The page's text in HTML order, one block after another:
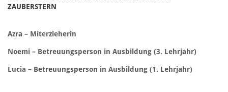
ZAUBERSTERN
Azra – Miterzieherin
Noemi – Betreuungsperson in Ausbildung (3. Lehrjahr)
Lucia – Betreuungsperson in Ausbildung (1. Lehrjahr)